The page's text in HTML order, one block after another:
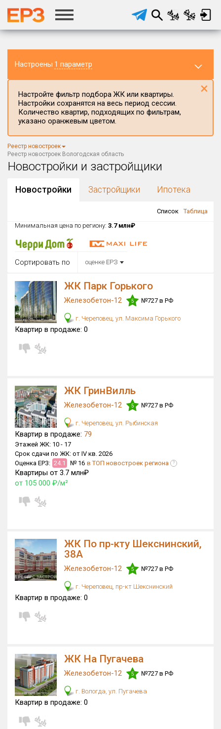
Настроены 1 параметр
Регион ЖК
Вологодская область
Район в регионе
Все
Все
Район в городе
Цена
от
Общая площадь, м²
Вид объекта
×ДАП ×МД
Кол-во комнат
Только новые
Оценка ЕРЗ ЖК
Рейтинг ЕРЗ
Найдено:
Жилых комплексов
Блокированных домов
Блокированных домов
Квартир, апартаментов,
блоков в БД
Настройте фильтр подбора ЖК или квартиры.
Настройки сохранятся на весь период сессии.
Количество квартир, подходящих по фильтрам,
указано оранжевым цветом.
×
Реестр новостроек
Реестр новостроек Вологодская область
Новостройки и застройщики
Новостройки Застройщики Ипотека
Список
Таблица
Минимальная цена по региону: 3.7 млн₽
Сортировать по оценке ЕРЗ
ЖК Парк Горького
Железобетон-12 5 №727 в РФ
г. Череповец, ул. Максима Горького
Квартир в продаже: 0
ЖК ГринВилль
Железобетон-12 5 №727 в РФ
г. Череповец, ул. Рыбинская
Квартир в продаже: 79
Этажей ЖК: 10 - 17
Срок сдачи по ЖК: от IV кв. 2026
Оценка ЕРЗ: 24.1 № 16 в ТОП новостроек региона ?
Квартиры от 3.7 млн₽
от 105 000 ₽/м²
ЖК По пр-кту Шекснинский,
38А
Железобетон-12 5 №727 в РФ
г. Череповец, пр-кт Шекснинский
Квартир в продаже: 0
ЖК На Пугачева
Железобетон-12 5 №727 в РФ
г. Вологда, ул. Пугачева
Квартир в продаже: 0